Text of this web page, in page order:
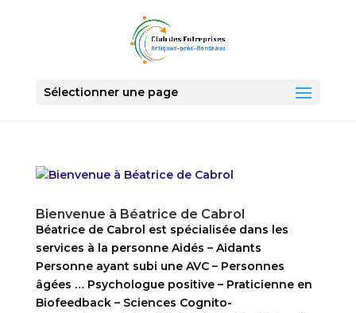
Sélectionner une page
Bienvenue à Béatrice de Cabrol
Béatrice de Cabrol est spécialisée dans les
services à la personne Aidés – Aidants
Personne ayant subi une AVC – Personnes
âgées … Psychologue positive – Praticienne en
Biofeedback – Sciences Cognito-